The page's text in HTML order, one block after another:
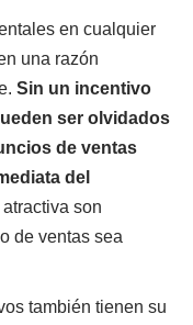
en cualquier
una razón
Sin un incentivo
ser olvidados
de ventas
del
son
de ventas sea
también tienen su